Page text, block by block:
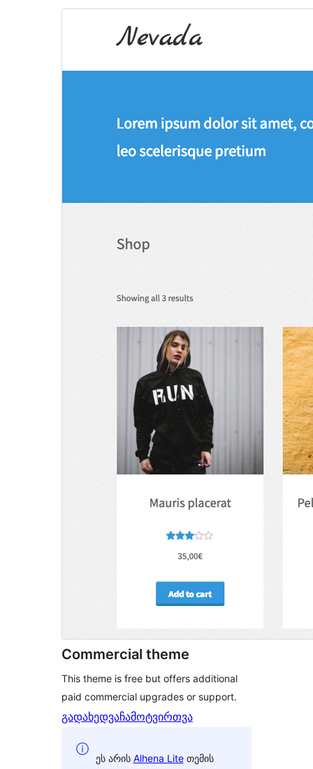
Commercial theme
This theme is free but offers additional
paid commercial upgrades or support.
გადახედვაჩამოტვირთვა
ეს არის Alhena Liteთემის